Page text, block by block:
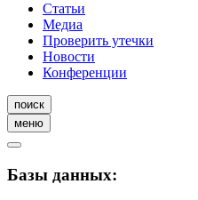
Статьи
Медиа
Проверить утечки
Новости
Конференции
поиск
меню
Базы данных: